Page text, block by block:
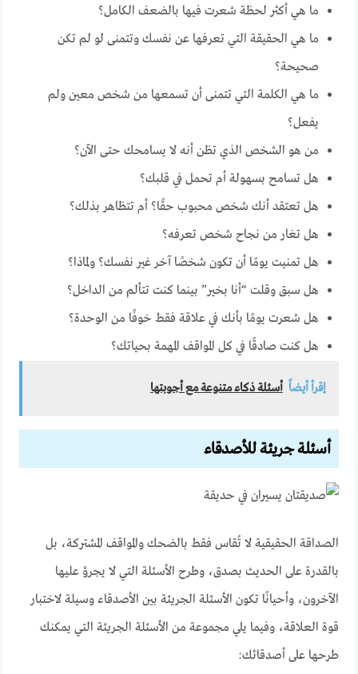
ما هي أكثر لحظة شعرت فيها بالضعف الكامل؟
ما هي الحقيقة التي تعرفها عن نفسك وتتمنى لو لم تكن
صحيحة؟
ما هي الكلمة التي تتمنى أن تسمعها من شخص معين ولم
يفعل؟
من هو الشخص الذي تظن أنه لا يسامحك حتى الآن؟
هل تسامح بسهولة أم تحمل في قلبك؟
هل تعتقد أنك شخص محبوب حقًا؟ أم تتظاهر بذلك؟
هل تغار من نجاح شخص تعرفه؟
هل تمنيت يومًا أن تكون شخصًا آخر غير نفسك؟ ولماذا؟
هل سبق وقلت “أنا بخير” بينما كنت تتألم من الداخل؟
هل شعرت يومًا بأنك في علاقة فقط خوفًا من الوحدة؟
هل كنت صادقًا في كل المواقف المهمة بحياتك؟
إقرأ أيضاً أسئلة ذكاء متنوعة مع أجوبتها
أسئلة جريئة للأصدقاء
الصداقة الحقيقية لا تُقاس فقط بالضحك والمواقف المشتركة، بل
بالقدرة على الحديث بصدق، وطرح الأسئلة التي لا يجرؤ عليها
الآخرون، وأحيانًا تكون الأسئلة الجريئة بين الأصدقاء وسيلة لاختبار
قوة العلاقة، وفيما يلي مجموعة من الأسئلة الجريئة التي يمكنك
طرحها على أصدقائك: